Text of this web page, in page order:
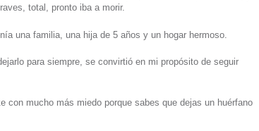
total, pronto iba a morir.
una familia, una hija de 5 años y un hogar hermoso.
para siempre, se convirtió en mi propósito de seguir
con mucho más miedo porque sabes que dejas un huérfano